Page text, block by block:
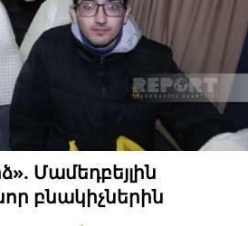
Մամեդբեյլին
բնակիչներին